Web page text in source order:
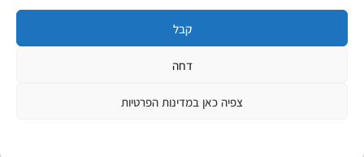
קבל
דחה
צפיה כאן במדינות הפרטיות